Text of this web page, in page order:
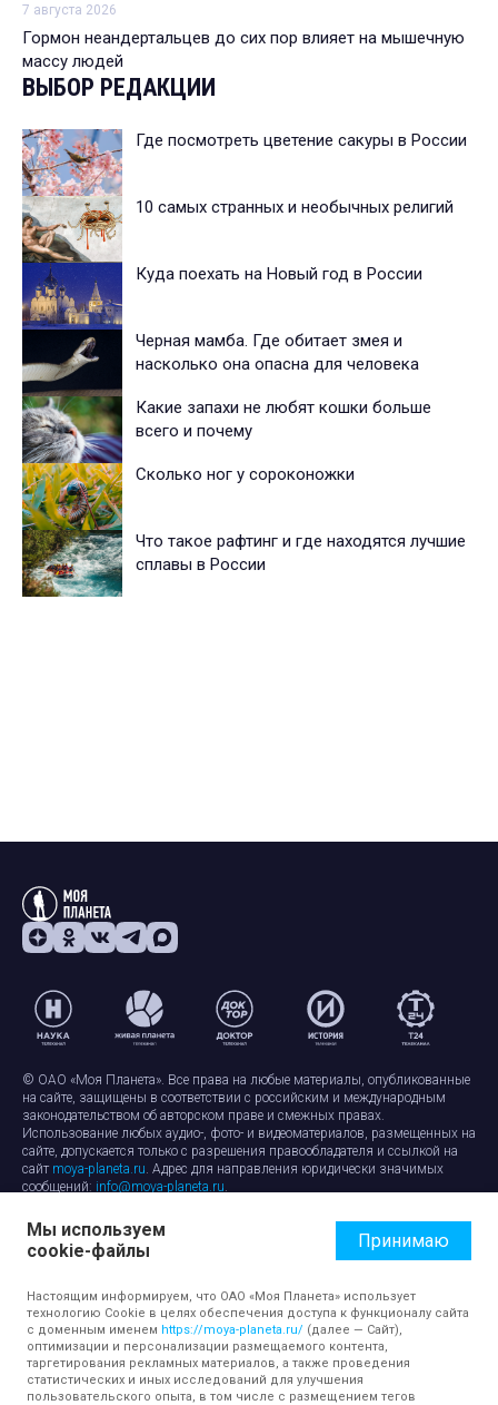
7 августа 2026
Гормон неандертальцев до сих пор влияет на мышечную
массу людей
ВЫБОР РЕДАКЦИИ
Где посмотреть цветение сакуры в России
10 самых странных и необычных религий
Куда поехать на Новый год в России
Черная мамба. Где обитает змея и
насколько она опасна для человека
Какие запахи не любят кошки больше
всего и почему
Сколько ног у сороконожки
Что такое рафтинг и где находятся лучшие
сплавы в России
© ОАО «Моя Планета». Все права на любые материалы, опубликованные
на сайте, защищены в соответствии с российским и международным
законодательством об авторском праве и смежных правах.
Использование любых аудио-, фото- и видеоматериалов, размещенных на
сайте, допускается только с разрешения правообладателя и ссылкой на
сайт moya-planeta.ru. Адрес для направления юридически значимых
сообщений: info@moya-planeta.ru.
Правила сайтаРабота с cookie-файлами
Защита персональных данных
Обработка персональных данных
Мы используем
cookie-файлы
Принимаю
Настоящим информируем, что ОАО «Моя Планета» использует
технологию Cookie в целях обеспечения доступа к функционалу сайта
с доменным именем https://moya-planeta.ru/ (далее — Сайт),
оптимизации и персонализации размещаемого контента,
таргетирования рекламных материалов, а также проведения
статистических и иных исследований для улучшения
пользовательского опыта, в том числе с размещением тегов